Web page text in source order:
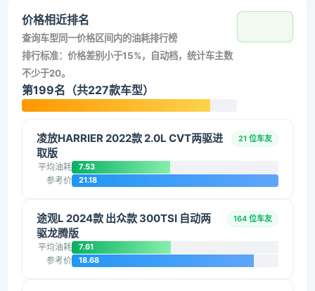
价格相近排名
查询车型同一价格区间内的油耗排行榜
排行标准：价格差别小于15%，自动档，统计车主数
不少于20。
第199名（共227款车型）
凌放HARRIER 2022款 2.0L CVT两驱进
取版
21 位车友
平均油耗 7.53
参考价 21.18
途观L 2024款 出众款 300TSI 自动两
驱龙腾版
164 位车友
平均油耗 7.61
参考价 18.68